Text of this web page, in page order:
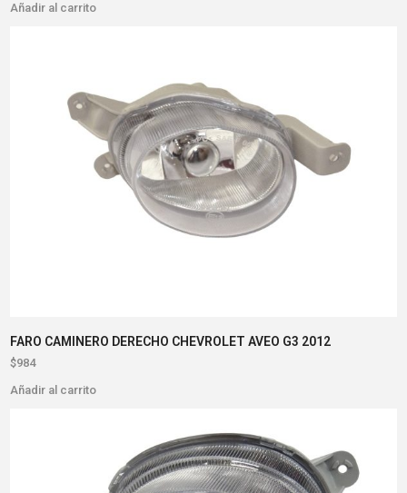
Añadir al carrito
FARO CAMINERO DERECHO CHEVROLET AVEO G3 2012
$984
Añadir al carrito